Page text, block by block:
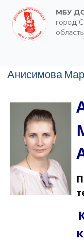
МБУ
город
область
Анисимова